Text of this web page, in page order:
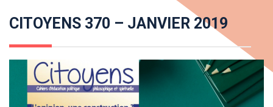
CITOYENS 370 – JANVIER 2019